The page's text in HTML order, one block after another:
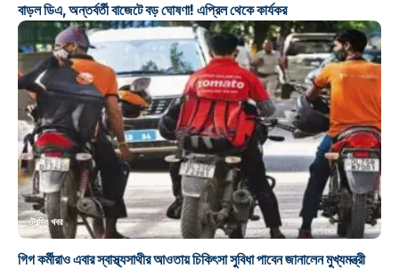
বাড়ল ডিএ, অন্তর্বর্তী বাজেটে বড় ঘোষণা! এপ্রিল থেকে কার্যকর
ট্রেন্ডিং খবর
গিগ কর্মীরাও এবার স্বাস্থ্যসাথীর আওতায় চিকিৎসা সুবিধা পাবেন জানালেন মুখ্যমন্ত্রী